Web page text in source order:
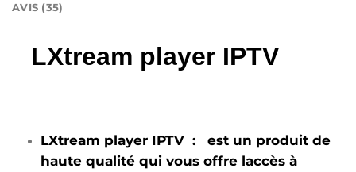
AVIS (35)
LXtream player IPTV
LXtream player IPTV : est un produit de
haute qualité qui vous offre laccès à